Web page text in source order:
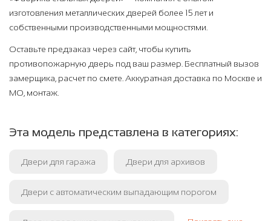
изготовления металлических дверей более 15 лет и
собственными производственными мощностями.
Оставьте предзаказ через сайт, чтобы купить
противопожарную дверь под ваш размер. Бесплатный вызов
замерщика, расчет по смете. Аккуратная доставка по Москве и
МО, монтаж.
Эта модель представлена в категориях:
Двери для гаража Двери для архивов
Двери с автоматическим выпадающим порогом